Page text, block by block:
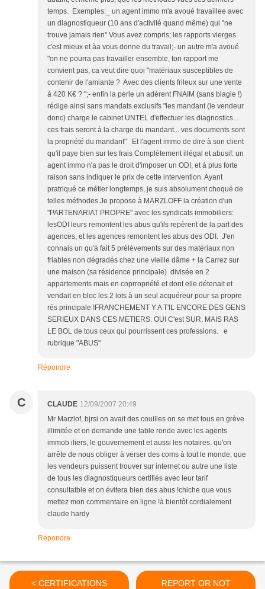
temps. Exemples:_ un agent immo m'a avoué travaillee avec
un diagnostiqueur (10 ans d'activité quand même) qui "ne
trouve jamais rien" Vous avez compris; les rapports vierges
c'est mieux et àa vous donne du travail;- un autre m'a avoué
"on ne pourra pas travailler ensemble, ton rapport me
convient pas, ca veut dire quoi "matériaux susceptibles de
contenir de l'amiante ? Avec des clients frileux sur une vente
à 420 K€ ? ";- enfin la perle un adérent FNAIM (sans blagie !)
rédige ainsi sans mandats exclusifs "les mandant (le vendeur
donc) charge le cabinet UNTEL d'effectuer les diagnostics...
ces frais seront à la charge du mandant... ves documents sont
la propriété du mandant" Et l'agent immo de dire à son client
qu'il paye bien sur les frais Complètement illégal et abusif: un
agent immo n'a pas le droit d'imposer un ODI, et à plus forte
raison sans indiquer le prix de cette intervention. Ayant
pratriqué ce métier longtemps, je suis absolument choqué de
telles méthodes.Je propose à MARZLOFF la création d'un
"PARTENARIAT PROPRE" avec les syndicats immobiliers:
lesODI leurs remontent les abus qu'ils repèrent de la part des
agences, et les agences remontent les abus des ODI. J'en
connais un qu'à fait 5 prélèvements sur des matériaux non
friables non dégradés chez une vieille dâme + la Carrez sur
une maison (sa résidence principale) divisée en 2
appartements mais en coprropriété et dont elle détenait et
vendait en bloc les 2 lots à un seul acquéreur pour sa propre
rés principale !FRANCHEMENT Y A T'IL ENCORE DES GENS
SERIEUX DANS CES METIERS: OUI C'est SUR, MAIS RAS
LE BOL de tous ceux qui pourrissent ces professions. e
rubrique "ABUS"
Répondre
C CLAUDE 12/09/2007 20:49
Mr Marzlof, bjrsi on avait des couilles on se met tous en grève
illimitée et on demande une table ronde avec les agents
immob iliers, le gouvernement et aussi les notaires. qu'on
arrête de nous obliger à verser des coms à tout le monde, que
les vendeurs puissent trouver sur internet ou autre une liste
de tous les diagnostiqueurs certifiés avec leur tarif
consultatble et on évitera bien des abus !chiche que vous
mettez mon commentaire en ligne !à bientôt cordialement
claude hardy
Répondre
< CERTIFICATIONS
REPORT OR NOT